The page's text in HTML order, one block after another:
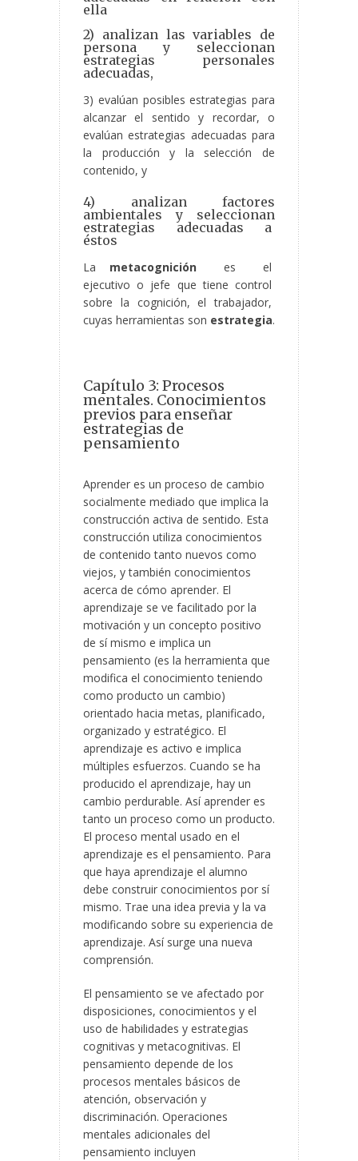
ella
2) analizan las variables de
persona y seleccionan
estrategias personales
adecuadas,
3) evalúan posibles estrategias para
alcanzar el sentido y recordar, o
evalúan estrategias adecuadas para
la producción y la selección de
contenido, y
4) analizan factores
ambientales y seleccionan
estrategias adecuadas a
éstos
La metacognición es el
ejecutivo o jefe que tiene control
sobre la cognición, el trabajador,
cuyas herramientas son estrategia.
Capítulo 3: Procesos
mentales. Conocimientos
previos para enseñar
estrategias de
pensamiento
Aprender es un proceso de cambio
socialmente mediado que implica la
construcción activa de sentido. Esta
construcción utiliza conocimientos
de contenido tanto nuevos como
viejos, y también conocimientos
acerca de cómo aprender. El
aprendizaje se ve facilitado por la
motivación y un concepto positivo
de sí mismo e implica un
pensamiento (es la herramienta que
modifica el conocimiento teniendo
como producto un cambio)
orientado hacia metas, planificado,
organizado y estratégico. El
aprendizaje es activo e implica
múltiples esfuerzos. Cuando se ha
producido el aprendizaje, hay un
cambio perdurable. Así aprender es
tanto un proceso como un producto.
El proceso mental usado en el
aprendizaje es el pensamiento. Para
que haya aprendizaje el alumno
debe construir conocimientos por sí
mismo. Trae una idea previa y la va
modificando sobre su experiencia de
aprendizaje. Así surge una nueva
comprensión.
El pensamiento se ve afectado por
disposiciones, conocimientos y el
uso de habilidades y estrategias
cognitivas y metacognitivas. El
pensamiento depende de los
procesos mentales básicos de
atención, observación y
discriminación. Operaciones
mentales adicionales del
pensamiento incluyen